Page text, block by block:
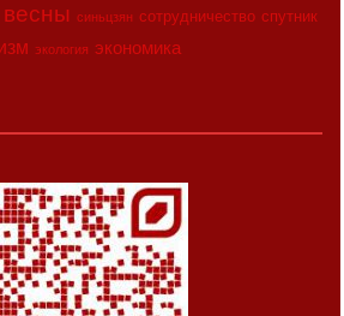
весны синьцзян сотрудничество спутник
экология экономика